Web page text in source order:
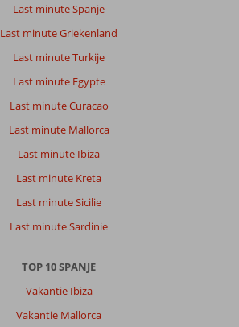
Last minute Spanje
Last minute Griekenland
Last minute Turkije
Last minute Egypte
Last minute Curacao
Last minute Mallorca
Last minute Ibiza
Last minute Kreta
Last minute Sicilie
Last minute Sardinie
TOP 10 SPANJE
Vakantie Ibiza
Vakantie Mallorca